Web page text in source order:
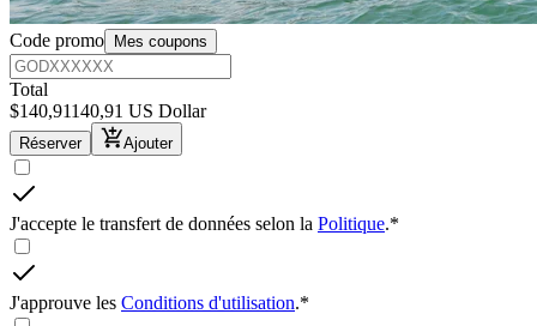
Code promo Mes coupons
Total
$140,91140,91 US Dollar
Réserver Ajouter
J'accepte le transfert de données selon la Politique.*
J'approuve les Conditions d'utilisation.*